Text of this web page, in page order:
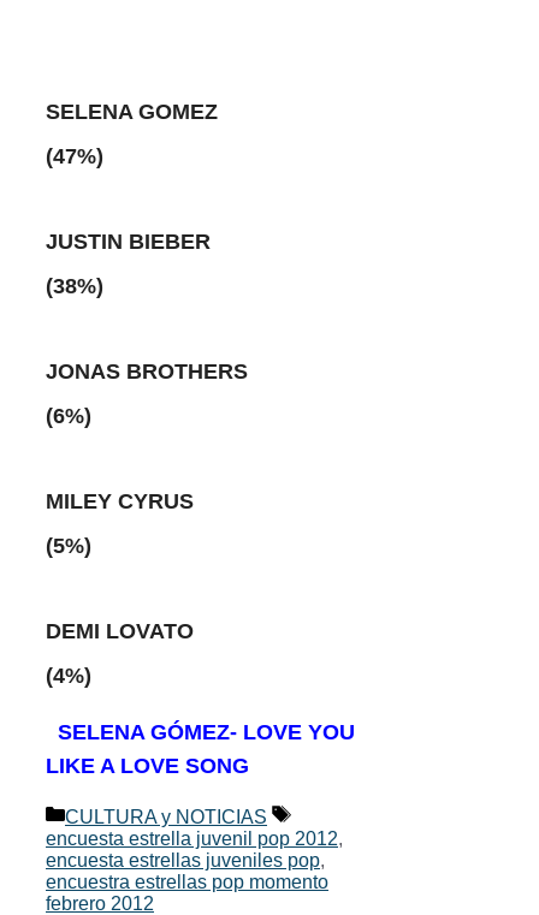
SELENA GOMEZ
(47%)
JUSTIN BIEBER
(38%)
JONAS BROTHERS
(6%)
MILEY CYRUS
(5%)
DEMI LOVATO
(4%)
SELENA GÓMEZ- LOVE YOU
LIKE A LOVE SONG
Categorías
CULTURA y NOTICIAS
Etiquetas
encuesta estrella juvenil pop 2012,
encuesta estrellas juveniles pop,
encuestra estrellas pop momento
febrero 2012